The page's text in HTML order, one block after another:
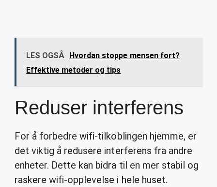
LES OGSÅ Hvordan stoppe mensen fort?
Effektive metoder og tips
Reduser interferens
For å forbedre wifi-tilkoblingen hjemme, er
det viktig å redusere interferens fra andre
enheter. Dette kan bidra til en mer stabil og
raskere wifi-opplevelse i hele huset.